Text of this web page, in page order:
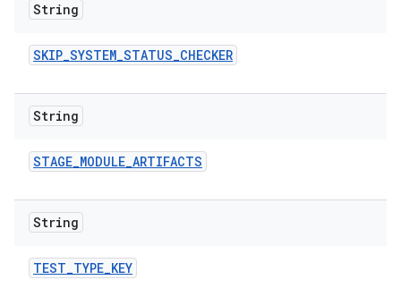
String
SKIP_SYSTEM_STATUS_CHECKER
String
STAGE_MODULE_ARTIFACTS
String
TEST_TYPE_KEY